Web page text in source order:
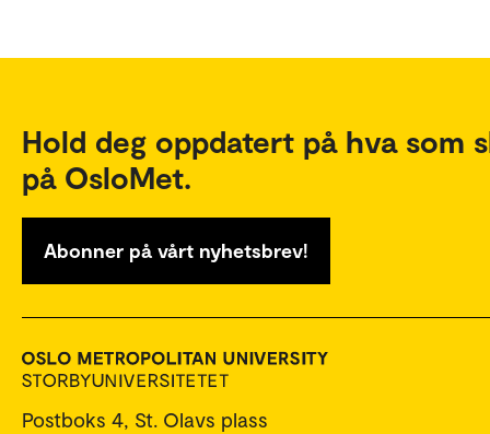
Hold deg oppdatert på hva som
på OsloMet.
Abonner på vårt nyhetsbrev!
Postboks 4, St. Olavs plass